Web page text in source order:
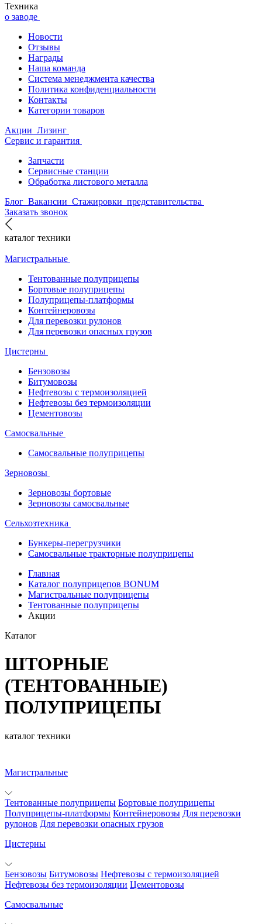
Техника
о заводе
Новости
Отзывы
Награды
Наша команда
Система менеджмента качества
Политика конфиденциальности
Контакты
Категории товаров
Акции Лизинг
Сервис и гарантия
Запчасти
Сервисные станции
Обработка листового металла
Блог Вакансии Стажировки представительства
Заказать звонок
каталог техники
Магистральные
Тентованные полуприцепы
Бортовые полуприцепы
Полуприцепы-платформы
Контейнеровозы
Для перевозки рулонов
Для перевозки опасных грузов
Цистерны
Бензовозы
Битумовозы
Нефтевозы с термоизоляцией
Нефтевозы без термоизоляции
Цементовозы
Самосвальные
Самосвальные полуприцепы
Зерновозы
Зерновозы бортовые
Зерновозы самосвальные
Сельхозтехника
Бункеры-перегрузчики
Самосвальные тракторные полуприцепы
Главная
Каталог полуприцепов BONUM
Магистральные полуприцепы
Тентованные полуприцепы
Акции
Каталог
ШТОРНЫЕ
(ТЕНТОВАННЫЕ)
ПОЛУПРИЦЕПЫ
каталог техники
Магистральные
Тентованные полуприцепы Бортовые полуприцепы
Полуприцепы-платформы Контейнеровозы Для перевозки
рулонов Для перевозки опасных грузов
Цистерны
Бензовозы Битумовозы Нефтевозы с термоизоляцией
Нефтевозы без термоизоляции Цементовозы
Самосвальные